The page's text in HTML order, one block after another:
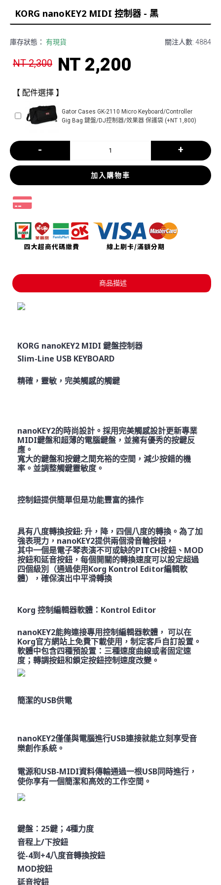
KORG nanoKEY2 MIDI 控制器 - 黑
關注人數: 4884
庫存狀態： 有現貨
NT 2,300 NT 2,200
【 配件選擇 】
Gator Cases GK-2110 Micro Keyboard/Controller
Gig Bag 鍵盤/DJ控制器/效果器 保護袋 (+NT 1,800)
- +
加入購物車
商品描述
KORG nanoKEY2 MIDI 鍵盤控制器
Slim-Line USB KEYBOARD
精確，靈敏，完美觸感的觸鍵
nanoKEY2的時尚設計。採用完美觸感設計更新專業
MIDI鍵盤和超薄的電腦鍵盤，並擁有優秀的按鍵反
應。
寬大的鍵盤和按鍵之間充裕的空間，減少按錯的機
率。並調整觸鍵靈敏度。
控制鈕提供簡單但是功能豐富的操作
具有八度轉換按鈕: 升，降，四個八度的轉換。為了加
強表現力，nanoKEY2提供兩個滑音輪按鈕，
其中一個是電子琴表演不可或缺的PITCH按鈕、MOD
按鈕和延音按鈕，每個開關的轉換速度可以設定超過
四個級別（通過使用Korg Kontrol Editor編輯軟
體），確保演出中平滑轉換
Korg 控制編輯器軟體：Kontrol Editor
nanoKEY2能夠連接專用控制編輯器軟體， 可以在
Korg官方網站上免費下載使用，制定客戶自訂設置。
軟體中包含四種預設置：三種速度曲線或者固定速
度；轉調按鈕和鎖定按鈕控制速度改變。
簡潔的USB供電
nanoKEY2僅僅與電腦進行USB連接就能立刻享受音
樂創作系統。
電源和USB-MIDI資料傳輸通過一根USB同時進行，
使你享有一個簡潔和高效的工作空間。
鍵盤：25鍵；4種力度
音程上/下按鈕
從-4到+4八度音轉換按鈕
MOD按鈕
延音按鈕